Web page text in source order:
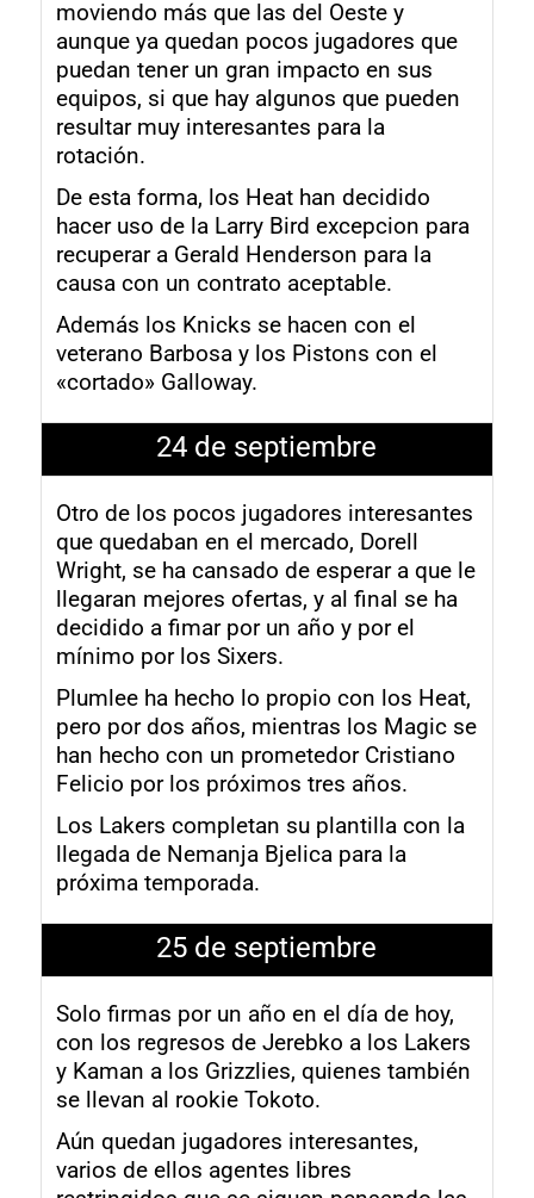
moviendo más que las del Oeste y
aunque ya quedan pocos jugadores que
puedan tener un gran impacto en sus
equipos, si que hay algunos que pueden
resultar muy interesantes para la
rotación.
De esta forma, los Heat han decidido
hacer uso de la Larry Bird excepcion para
recuperar a Gerald Henderson para la
causa con un contrato aceptable.
Además los Knicks se hacen con el
veterano Barbosa y los Pistons con el
«cortado» Galloway.
24 de septiembre
Otro de los pocos jugadores interesantes
que quedaban en el mercado, Dorell
Wright, se ha cansado de esperar a que le
llegaran mejores ofertas, y al final se ha
decidido a fimar por un año y por el
mínimo por los Sixers.
Plumlee ha hecho lo propio con los Heat,
pero por dos años, mientras los Magic se
han hecho con un prometedor Cristiano
Felicio por los próximos tres años.
Los Lakers completan su plantilla con la
llegada de Nemanja Bjelica para la
próxima temporada.
25 de septiembre
Solo firmas por un año en el día de hoy,
con los regresos de Jerebko a los Lakers
y Kaman a los Grizzlies, quienes también
se llevan al rookie Tokoto.
Aún quedan jugadores interesantes,
varios de ellos agentes libres